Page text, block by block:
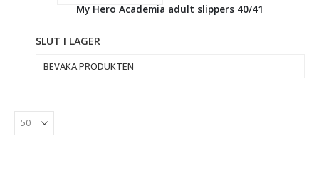
My Hero Academia adult slippers 40/41
SLUT I LAGER
BEVAKA PRODUKTEN